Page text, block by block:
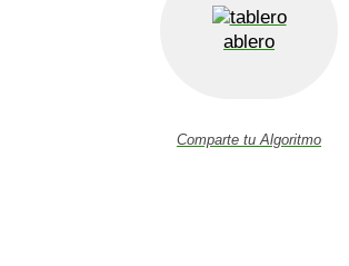
ablero
Comparte tu Algoritmo